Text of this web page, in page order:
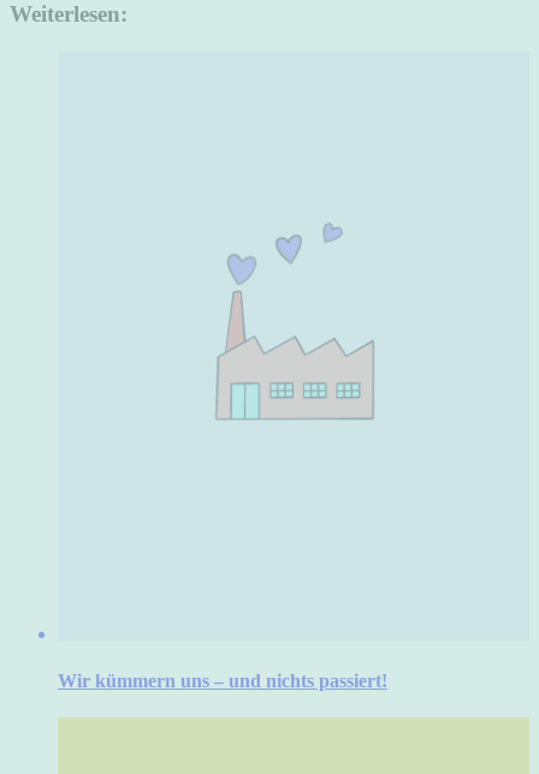
Weiterlesen:
Wir kümmern uns – und nichts passiert!